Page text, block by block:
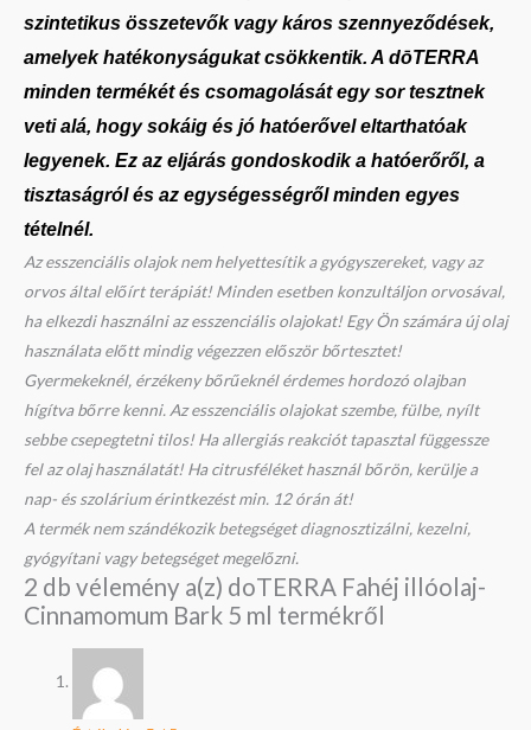
szintetikus összetevők vagy káros szennyeződések,
amelyek hatékonyságukat csökkentik. A dōTERRA
minden termékét és csomagolását egy sor tesztnek
veti alá, hogy sokáig és jó hatóerővel eltarthatóak
legyenek. Ez az eljárás gondoskodik a hatóerőről, a
tisztaságról és az egységességről minden egyes
tételnél.
Az esszenciális olajok nem helyettesítik a gyógyszereket, vagy az
orvos által előírt terápiát! Minden esetben konzultáljon orvosával,
ha elkezdi használni az esszenciális olajokat! Egy Ön számára új olaj
használata előtt mindig végezzen először bőrtesztet!
Gyermekeknél, érzékeny bőrűeknél érdemes hordozó olajban
hígítva bőrre kenni. Az esszenciális olajokat szembe, fülbe, nyílt
sebbe csepegtetni tilos! Ha allergiás reakciót tapasztal függessze
fel az olaj használatát! Ha citrusféléket használ bőrön, kerülje a
nap- és szolárium érintkezést min. 12 órán át!
A termék nem szándékozik betegséget diagnosztizálni, kezelni,
gyógyítani vagy betegséget megelőzni.
2 db vélemény a(z) doTERRA Fahéj illóolaj-
Cinnamomum Bark 5 ml termékről